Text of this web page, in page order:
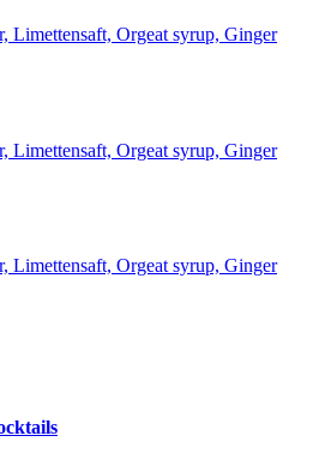
Limettensaft, Orgeat syrup, Ginger
Limettensaft, Orgeat syrup, Ginger
Limettensaft, Orgeat syrup, Ginger